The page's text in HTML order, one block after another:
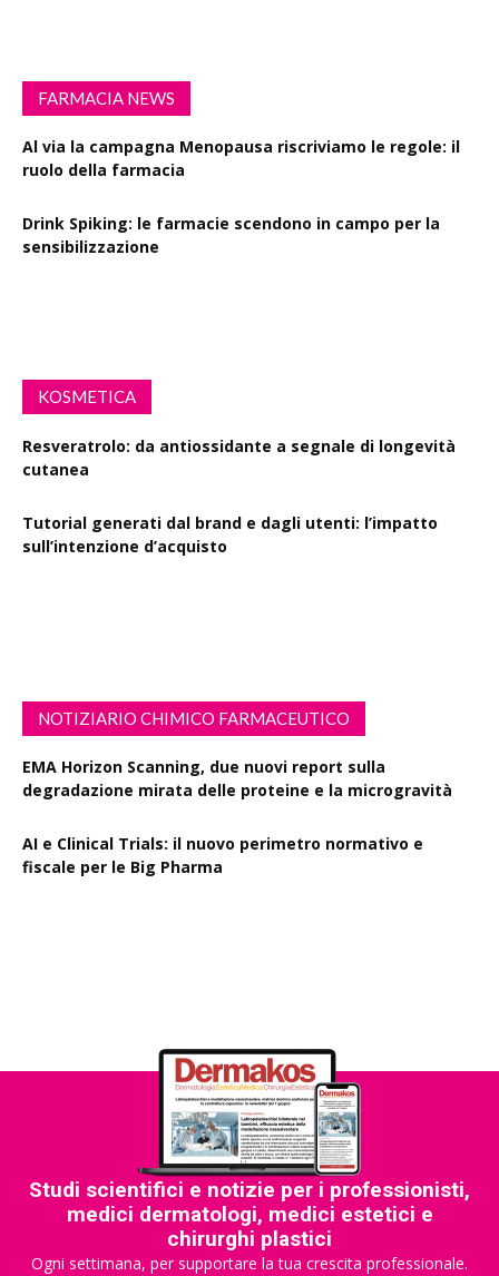
FARMACIA NEWS
Al via la campagna Menopausa riscriviamo le regole: il
ruolo della farmacia
Drink Spiking: le farmacie scendono in campo per la
sensibilizzazione
KOSMETICA
Resveratrolo: da antiossidante a segnale di longevità
cutanea
Tutorial generati dal brand e dagli utenti: l’impatto
sull’intenzione d’acquisto
NOTIZIARIO CHIMICO FARMACEUTICO
EMA Horizon Scanning, due nuovi report sulla
degradazione mirata delle proteine e la microgravità
AI e Clinical Trials: il nuovo perimetro normativo e
fiscale per le Big Pharma
Studi scientifici e notizie per i professionisti,
medici dermatologi, medici estetici e
chirurghi plastici
Ogni settimana, per supportare la tua crescita professionale.